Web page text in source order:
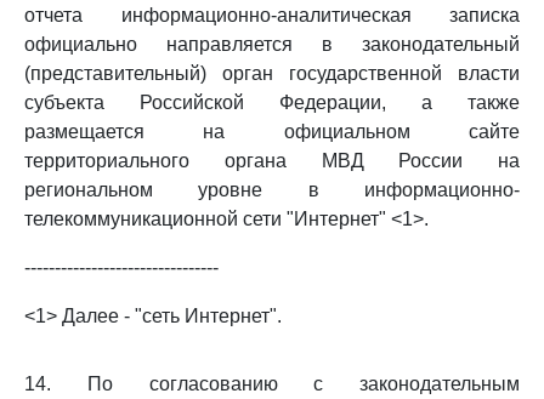
отчета информационно-аналитическая записка
официально направляется в законодательный
(представительный) орган государственной власти
субъекта Российской Федерации, а также
размещается на официальном сайте
территориального органа МВД России на
региональном уровне в информационно-
телекоммуникационной сети "Интернет" <1>.
--------------------------------
<1> Далее - "сеть Интернет".
14. По согласованию с законодательным